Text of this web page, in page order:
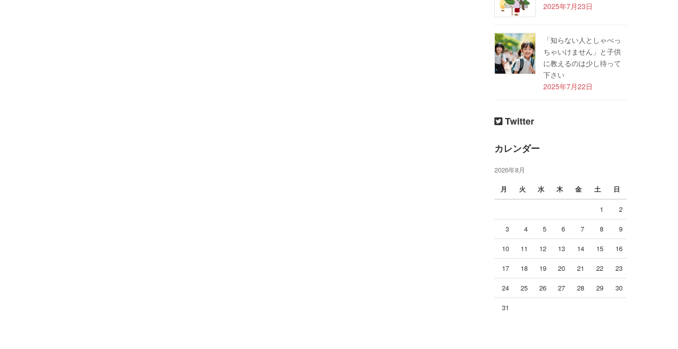
2025年7月23日
「知らない人としゃべっ
ちゃいけません」と子供
に教えるのは少し待って
下さい
2025年7月22日
Twitter
カレンダー
2026年8月
月
火 水 木 金 土 日
1 2
3 4 5 6 7 8 9
10 11 12 13 14 15 16
17 18 19 20 21 22 23
24 25 26 27 28 29 30
31